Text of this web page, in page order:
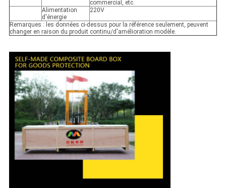
commercial, etc.
Alimentation
d'énergie
220V
Remarques : les données ci-dessus pour la référence seulement, peuvent
changer en raison du produit continu/d'amélioration modèle.